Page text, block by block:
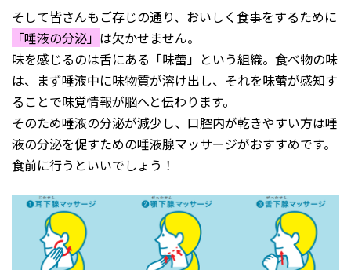
そして皆さんもご存じの通り、おいしく食事をするために
「唾液の分泌」 は欠かせません。
味を感じるのは舌にある「味蕾」という組織。食べ物の味
は、まず唾液中に味物質が溶け出し、それを味蕾が感知す
ることで味覚情報が脳へと伝わります。
そのため唾液の分泌が減少し、口腔内が乾きやすい方は唾
液の分泌を促すための唾液腺マッサージがおすすめです。
食前に行うといいでしょう！